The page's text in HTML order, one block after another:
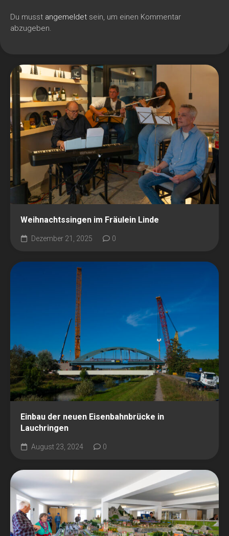
Du musst angemeldet sein, um einen Kommentar
abzugeben.
Weihnachtssingen im Fräulein Linde
Dezember 21, 2025 0
Einbau der neuen Eisenbahnbrücke in
Lauchringen
August 23, 2024 0